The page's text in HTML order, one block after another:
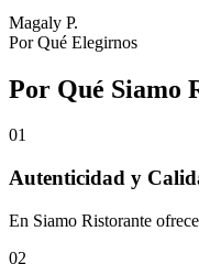
Magaly P.
Por Qué Elegirnos
Por Qué Siamo
01
Autenticidad y
En Siamo Ristorante
02